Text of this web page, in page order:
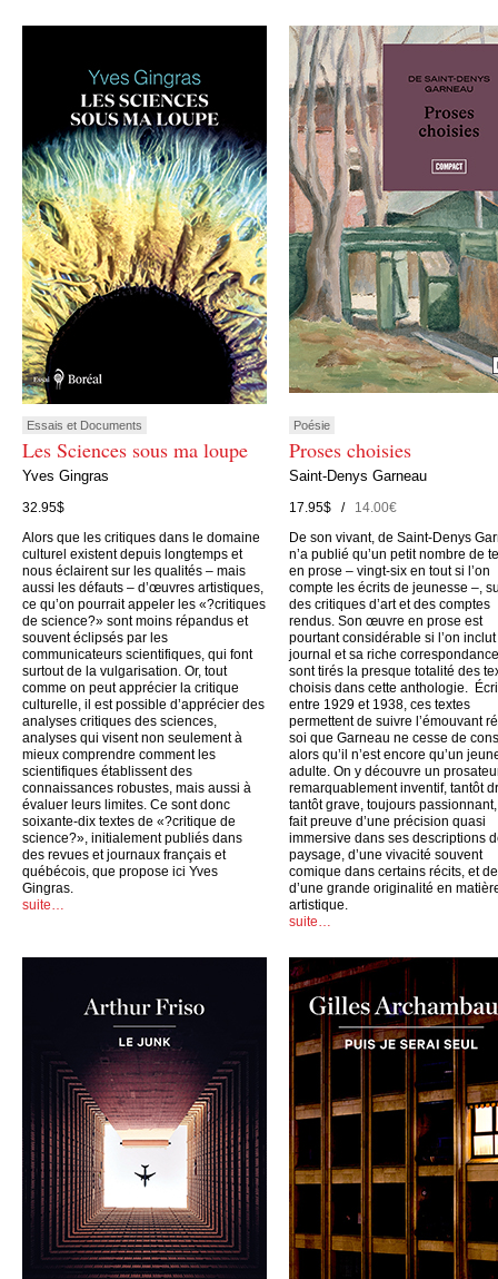
Essais et Documents
Les Sciences sous ma loupe
Yves Gingras
32.95$
Alors que les critiques dans le domaine
culturel existent depuis longtemps et
nous éclairent sur les qualités – mais
aussi les défauts – d’œuvres artistiques,
ce qu’on pourrait appeler les «?critiques
de science?» sont moins répandus et
souvent éclipsés par les
communicateurs scientifiques, qui font
surtout de la vulgarisation. Or, tout
comme on peut apprécier la critique
culturelle, il est possible d’apprécier des
analyses critiques des sciences,
analyses qui visent non seulement à
mieux comprendre comment les
scientifiques établissent des
connaissances robustes, mais aussi à
évaluer leurs limites. Ce sont donc
soixante-dix textes de «?critique de
science?», initialement publiés dans
des revues et journaux français et
québécois, que propose ici Yves
Gingras.
suite…
Poésie
Proses choisies
Saint-Denys Garneau
17.95$ /14.00€
De son vivant, de Saint-Denys
n’a publié qu’un petit nombre de
en prose – vingt-six en tout si l’on
compte les écrits de jeunesse –,
des critiques d’art et des comptes
rendus. Son œuvre en prose est
pourtant considérable si l’on
journal et sa riche
sont tirés la presque totalité des
choisis dans cette anthologie.
entre 1929 et 1938, ces textes
permettent de suivre l’émouvant
soi que Garneau ne cesse de
alors qu’il n’est encore qu’un
adulte. On y découvre un
remarquablement inventif, tantôt
tantôt grave, toujours
fait preuve d’une précision quasi
immersive dans ses descriptions
paysage, d’une vivacité souvent
comique dans certains récits, et
d’une grande originalité en
artistique.
suite…